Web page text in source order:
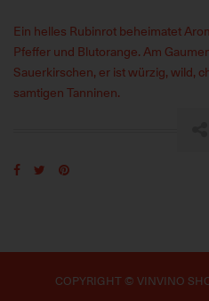
Ein helles Rubinrot beheimatet
Pfeffer und Blutorange. Am
Sauerkirschen, er ist würzig, wild,
samtigen Tanninen.
COPYRIGHT © VINVINO